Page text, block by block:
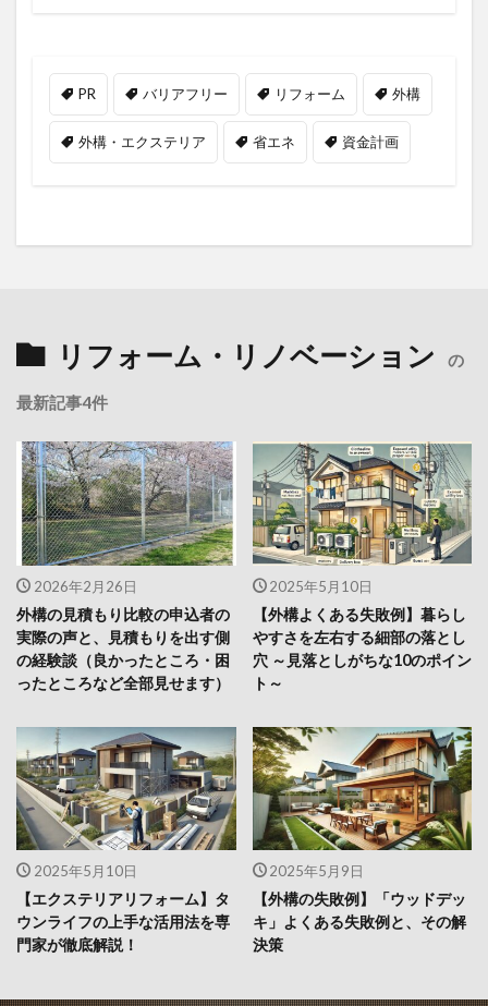
PR バリアフリー リフォーム 外構
外構・エクステリア 省エネ 資金計画
リフォーム・リノベーション の
最新記事4件
2026年2月26日
外構の見積もり比較の申込者の
実際の声と、見積もりを出す側
の経験談（良かったところ・困
ったところなど全部見せます）
2025年5月10日
【外構よくある失敗例】暮らし
やすさを左右する細部の落とし
穴 ～見落としがちな10のポイン
ト～
2025年5月10日
【エクステリアリフォーム】タ
ウンライフの上手な活用法を専
門家が徹底解説！
2025年5月9日
【外構の失敗例】「ウッドデッ
キ」よくある失敗例と、その解
決策